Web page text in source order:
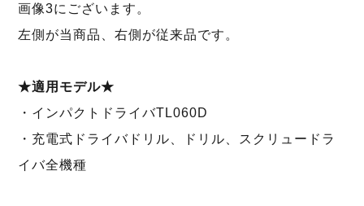
画像3にございます。
左側が当商品、右側が従来品です。
★適用モデル★
・インパクトドライバTL060D
・充電式ドライバドリル、ドリル、スクリュードラ
イバ全機種